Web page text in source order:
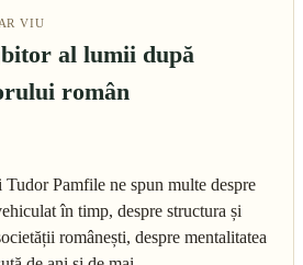
VIU
al lumii după
român
Pamfile ne spun multe despre
în timp, despre structura și
românești, despre mentalitatea